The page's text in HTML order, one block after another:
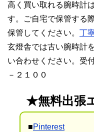
高く買い取れる腕時計
す。ご自宅で保管する
保管してください。 丁
玄燈舎では古い腕時計
い合わせください。受
－２１００
★無料出張
■Pinterest